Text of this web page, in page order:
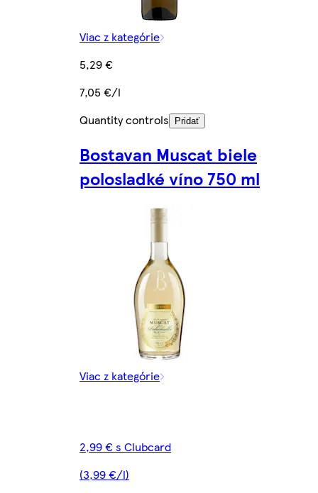
Viac z kategórie
5,29 €
7,05 €/l
Quantity controls
Pridať
Bostavan Muscat biele
polosladké víno 750 ml
Viac z kategórie
2,99 € s Clubcard
(3,99 €/l)